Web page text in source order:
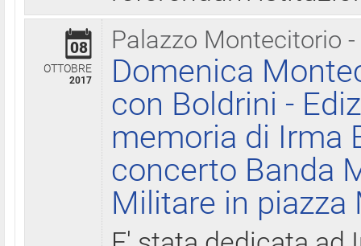
Palazzo Montecitorio
08
OTTOBRE
2017
Domenica
con Boldrini -
memoria di Irma
concerto Banda
Militare in